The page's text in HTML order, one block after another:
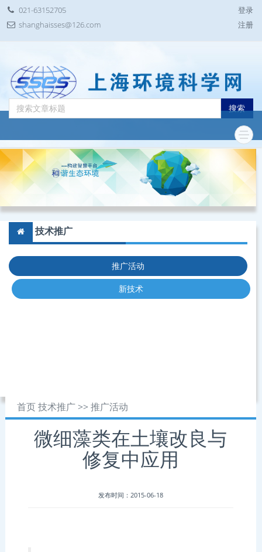
021-63152705
shanghaisses@126.com
登录
注册
搜索
技术推广
推广活动
新技术
首页 技术推广>> 推广活动
微细藻类在土壤改良与
修复中应用
发布时间：2015-06-18